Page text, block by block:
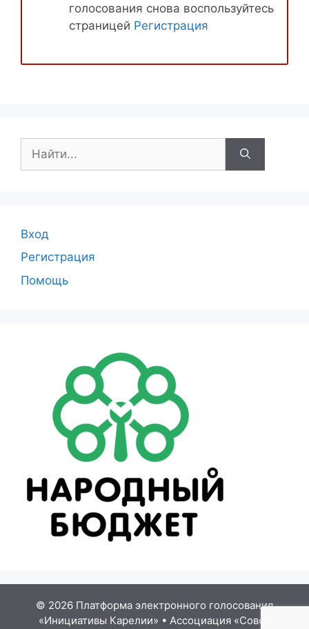
голосования снова воспользуйтесь
страницей Регистрация
Вход
Регистрация
Помощь
© 2026 Платформа электронного голосования
«Инициативы Карелии» • Ассоциация «Совет